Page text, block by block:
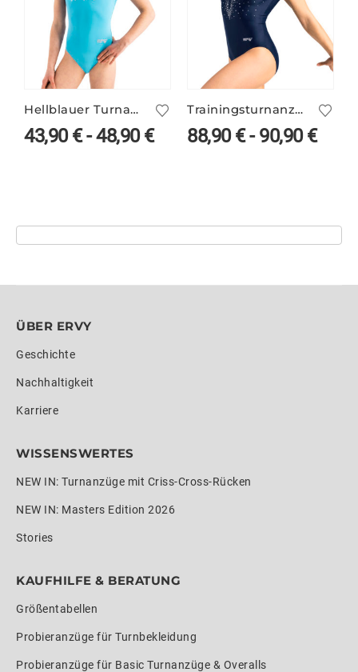
Hellblauer Turnanzug CHERIE/2 mit Sternmotiv
43,90€-48,90€
Trainingsturnanzug MURRON/3
88,90€-90,90€
ÜBER ERVY
Geschichte
Nachhaltigkeit
Karriere
WISSENSWERTES
NEW IN: Turnanzüge mit Criss-Cross-Rücken
NEW IN: Masters Edition 2026
Stories
KAUFHILFE & BERATUNG
Größentabellen
Probieranzüge für Turnbekleidung
Probieranzüge für Basic Turnanzüge & Overalls